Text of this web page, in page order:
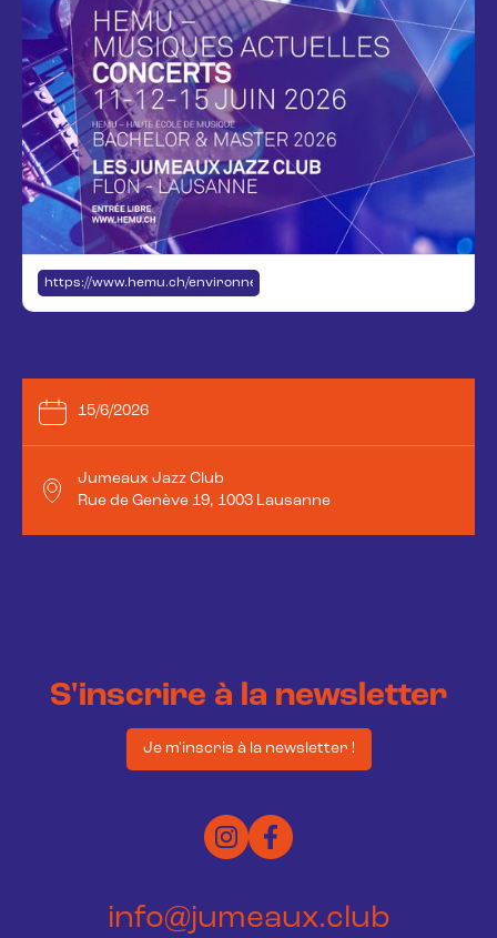
https://www.hemu.ch/environnement/hemu-vaud-jazz-musiques-
15/6/2026
Jumeaux Jazz Club
Rue de Genève 19, 1003 Lausanne
S'inscrire à la newsletter
Je m'inscris à la newsletter !
info@jumeaux.club